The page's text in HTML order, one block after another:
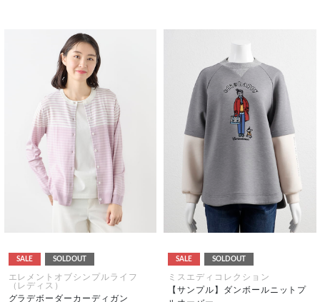
SALE SOLDOUT
エレメントオブシンプルライフ
（レディス）
グラデボーダーカーディガン
SALE SOLDOUT
ミスエディコレクション
【サンプル】ダンボールニットプ